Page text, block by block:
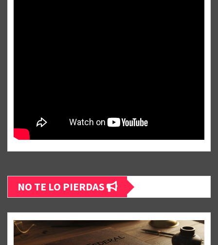
NO TE LO PIERDAS